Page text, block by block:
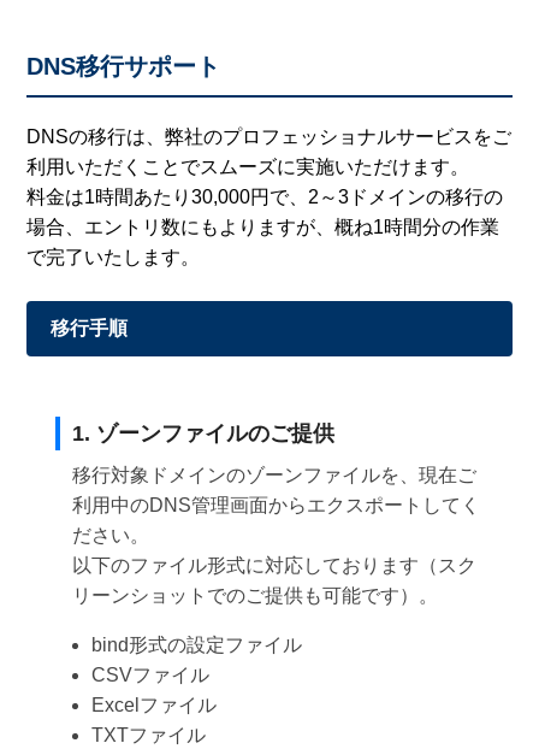
DNS移行サポート
DNSの移行は、弊社のプロフェッショナルサービスをご
利用いただくことでスムーズに実施いただけます。
料金は1時間あたり30,000円で、2～3ドメインの移行の
場合、エントリ数にもよりますが、概ね1時間分の作業
で完了いたします。
移行手順
1. ゾーンファイルのご提供
移行対象ドメインのゾーンファイルを、現在ご
利用中のDNS管理画面からエクスポートしてく
ださい。
以下のファイル形式に対応しております（スク
リーンショットでのご提供も可能です）。
bind形式の設定ファイル
CSVファイル
Excelファイル
TXTファイル